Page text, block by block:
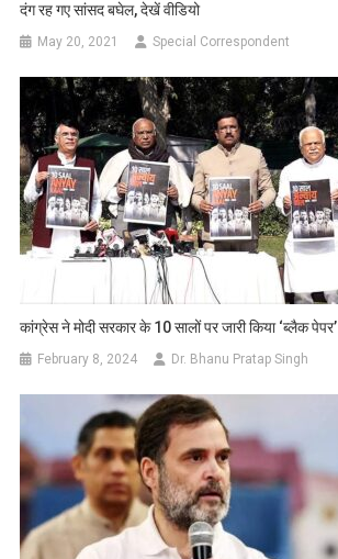
दंग रह गए सांसद बघेल, देखें वीडियो
May 20, 2021 Special Correspondent
कांग्रेस ने मोदी सरकार के 10 सालों पर जारी किया ‘ब्लैक पेपर’
February 8, 2024 Dr. Bhanu Pratap Singh